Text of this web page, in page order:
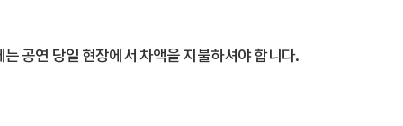
공연 당일 현장에서 차액을 지불하셔야 합니다.